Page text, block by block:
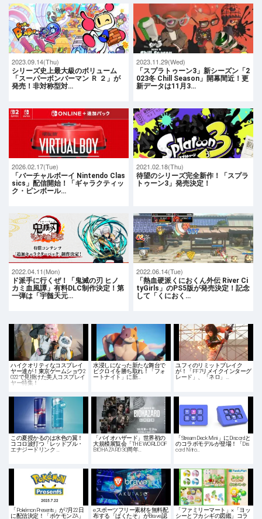
2023.09.14(Thu)
シリーズ史上最大級のボリューム
「スーパーボンバーマン Ｒ ２」が
発売！非対称型対…
2023.11.29(Wed)
「スプラトゥーン3」新シーズン「2
023冬 Chill Season」開幕間近！更
新データは11月3…
2026.02.17(Tue)
「バーチャルボーイ Nintendo Clas
sics」配信開始！「ギャラクティッ
ク・ピンボール…
2021.02.18(Thu)
待望のシリーズ完全新作！「スプラ
トゥーン3」発売決定！
2022.04.11(Mon)
ド派手に行くぜ！「鬼滅の刃 ヒノ
カミ血風譚」有料DLC制作決定！第
一弾は「宇髄天元…
2022.06.14(Tue)
「熱血硬派くにおくん外伝 River Ci
tyGirls」のPS5版が発売決定！記念
して「くにおく…
ハイクオリティなコスプレイ
ヤー達が！東京ゲームショウ2
022で見掛けた美人コスプレイ
ヤー特集！
水浸しになった新たな舞台で
ビクロイを勝ち取れ！「フォ
ートナイト」に新…
ユフィのリミットブレイク
が！「FF7リメイクインターグ
レード」、「ネロ」…
この夏授かるのは水色の翼！
ココロ波打つ「レッドブル・
エナジードリンク …
「バイオハザード」世界初の
大規模展覧会「THE WORLD OF
BIOHAZARD 30周年…
「Stream Deck Mini」にDiscordと
のコラボモデルが登場！「Dis
cord Nitro…
「Pokémon Presents」が7月22日
に配信決定！「ポケモンZA」
eスポーツフリー素材を無料配
布する「ぱくたそ」がBrave認
「ファミリーマート」×「ヨッ
シーとフカシギの図鑑」コラ